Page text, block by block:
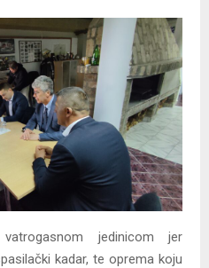
jedinicom jer
kadar, te oprema koju